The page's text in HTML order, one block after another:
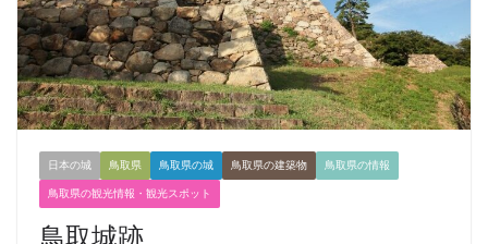
日本の城 鳥取県 鳥取県の城 鳥取県の建築物 鳥取県の情報
鳥取県の観光情報・観光スポット
鳥取城跡